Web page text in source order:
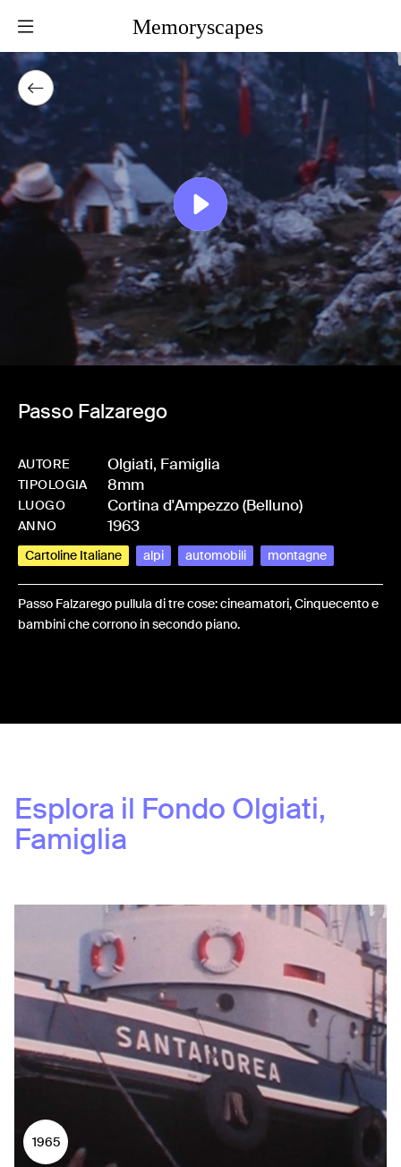
Memoryscapes
Passo Falzarego
AUTORE Olgiati, Famiglia
TIPOLOGIA 8mm
LUOGO Cortina d'Ampezzo (Belluno)
ANNO 1963
Cartoline Italiane alpi automobili montagne
Passo Falzarego pullula di tre cose: cineamatori, Cinquecento e
bambini che corrono in secondo piano.
Esplora il Fondo Olgiati,
Famiglia
1965